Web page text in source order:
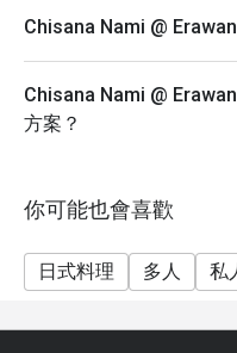
Chisana Nami @
Chisana Nami @
方案？
你可能也會喜歡
日式料理 多人 私